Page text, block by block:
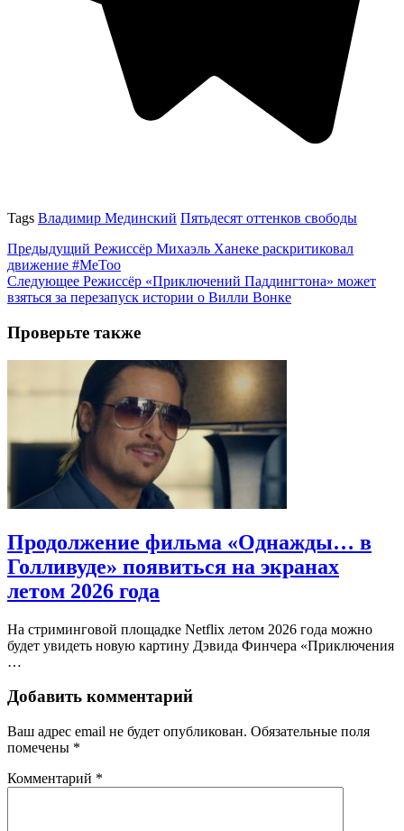
Tags Владимир Мединский Пятьдесят оттенков свободы
Предыдущий Режиссёр Михаэль Ханеке раскритиковал
движение #MeToo
Следующее Режиссёр «Приключений Паддингтона» может
взяться за перезапуск истории о Вилли Вонке
Проверьте также
Продолжение фильма «Однажды… в
Голливуде» появиться на экранах
летом 2026 года
На стриминговой площадке Netflix летом 2026 года можно
будет увидеть новую картину Дэвида Финчера «Приключения
…
Добавить комментарий
Ваш адрес email не будет опубликован. Обязательные поля
помечены *
Комментарий *